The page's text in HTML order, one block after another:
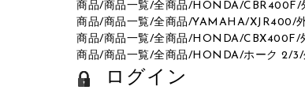
商品/商品一覧/全商品/ HONDA/CBR400F/
商品/商品一覧/全商品/YAMAHA/XJR400/
商品/商品一覧/全商品/ HONDA/CBX400F/
商品/商品一覧/全商品/ HONDA/ホーク 2/3/
ログイン